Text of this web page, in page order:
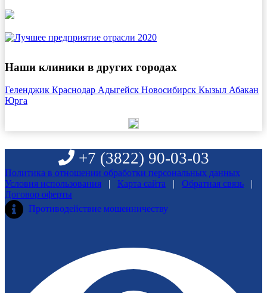
Наши клиники в других городах
Геленджик Краснодар Адыгейск Новосибирск Кызыл Абакан
Юрга
+7 (3822) 90-03-03
Политика в отношении обработки персональных данных
Условия использования
| Карта сайта | Обратная связь
|
Договор оферты
Противодействие мошенничеству